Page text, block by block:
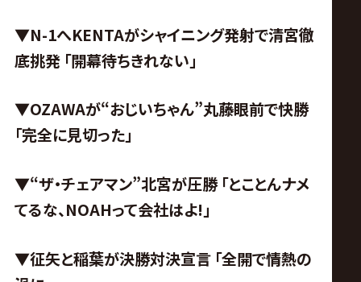
▼N-1へKENTAがシャイニング発射で清宮徹
底挑発 「開幕待ちきれない」
▼OZAWAが“おじいちゃん”丸藤眼前で快勝
「完全に見切った」
▼“ザ・チェアマン”北宮が圧勝 「とことんナメ
てるな、NOAHって会社はよ!」
▼征矢と稲葉が決勝対決宣言 「全開で情熱の